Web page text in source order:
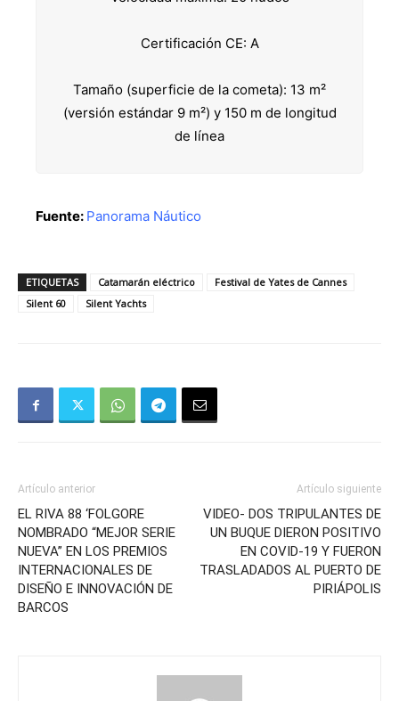
Certificación CE: A
Tamaño (superficie de la cometa): 13 m²
(versión estándar 9 m²) y 150 m de longitud
de línea
Fuente: Panorama Náutico
ETIQUETAS Catamarán eléctrico
Festival de Yates de Cannes
Silent 60
Silent Yachts
Artículo anterior
EL RIVA 88 ‘FOLGORE
NOMBRADO “MEJOR SERIE
NUEVA” EN LOS PREMIOS
INTERNACIONALES DE
DISEÑO E INNOVACIÓN DE
BARCOS
Artículo siguiente
VIDEO- DOS TRIPULANTES DE
UN BUQUE DIERON POSITIVO
EN COVID-19 Y FUERON
TRASLADADOS AL PUERTO DE
PIRIÁPOLIS